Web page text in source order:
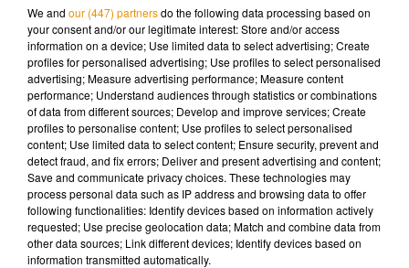
pas avec vous des sacs plastiques, celaaccélère le
pourrissement des plantes. Soyez sûr de ce que vous
ramassez, et, si vous avez un doute, ne le prenez pas. Enfin,
une fois rentré chez vous,ne mangez pas vos champignons
crus, mais cuits plusieurs minutes à la poêle ou à l’eau
bouillante.
We and our (447) partnersdo the following data processing based on
your consent and/or our legitimate interest: Store and/or access
information on a device; Use limited data to select advertising; Create
profiles for personalised advertising; Use profiles to select personalised
advertising; Measure advertising performance; Measure content
performance; Understand audiences through statistics or combinations
of data from different sources; Develop and improve services; Create
profiles to personalise content; Use profiles to select personalised
content; Use limited data to select content; Ensure security, prevent and
detect fraud, and fix errors; Deliver and present advertising and content;
Save and communicate privacy choices. These technologies may
process personal data such as IP address and browsing data to offer
following functionalities: Identify devices based on information actively
requested; Use precise geolocation data; Match and combine data from
other data sources; Link different devices; Identify devices based on
information transmitted automatically.